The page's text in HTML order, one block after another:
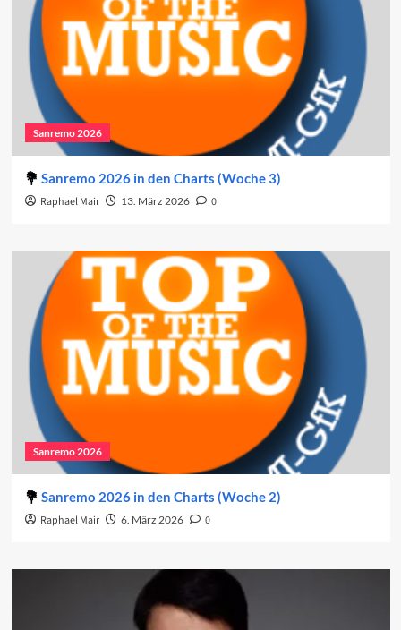
Sanremo 2026
Sanremo 2026 in den Charts (Woche 3)
Raphael Mair 13. März 2026 0
Sanremo 2026
Sanremo 2026 in den Charts (Woche 2)
Raphael Mair 6. März 2026 0